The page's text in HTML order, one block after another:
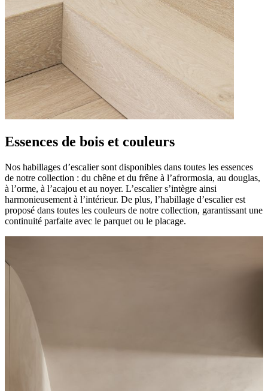
Essences de bois et couleurs
Nos habillages d’escalier sont disponibles dans toutes les essences
de notre collection : du chêne et du frêne à l’afrormosia, au douglas,
à l’orme, à l’acajou et au noyer. L’escalier s’intègre ainsi
harmonieusement à l’intérieur. De plus, l’habillage d’escalier est
proposé dans toutes les couleurs de notre collection, garantissant une
continuité parfaite avec le parquet ou le placage.